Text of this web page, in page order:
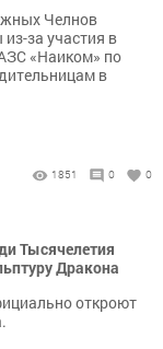
Челнов
за участия в
«Наиком» по
в
1851 0 0
Тысячелетия
Дракона
откроют